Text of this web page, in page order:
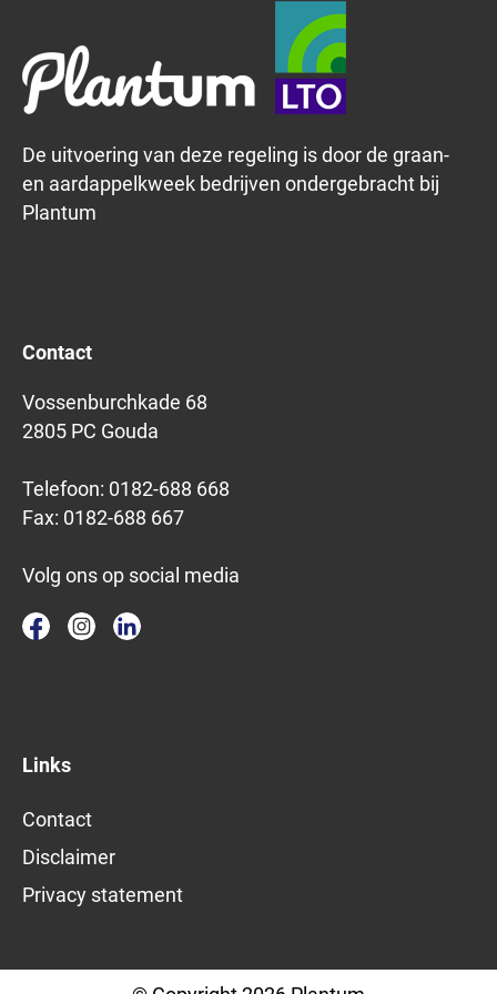
De uitvoering van deze regeling is door de graan-
en aardappelkweek bedrijven ondergebracht bij
Plantum
Contact
Vossenburchkade 68
2805 PC Gouda
Telefoon: 0182-688 668
Fax: 0182-688 667
Volg ons op social media
Links
Contact
Disclaimer
Privacy statement